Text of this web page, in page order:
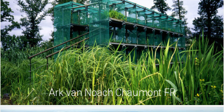
Ark van Noach Chaumont FR